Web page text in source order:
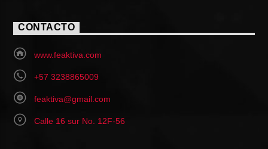
CONTACTO
www.feaktiva.com
+57 3238865009
feaktiva@gmail.com
Calle 16 sur No. 12F-56